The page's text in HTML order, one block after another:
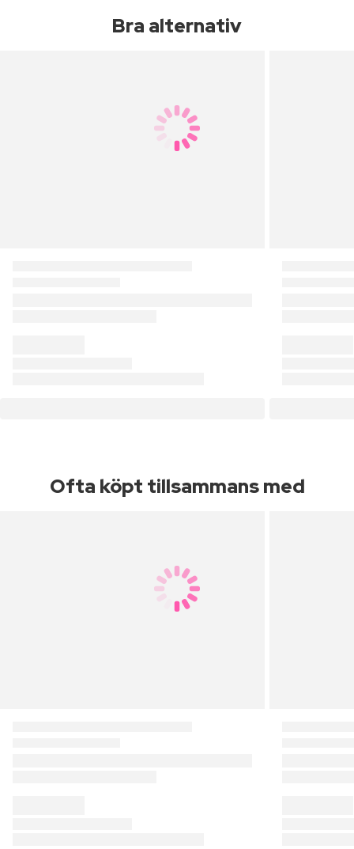
Bra alternativ
Ofta köpt tillsammans med